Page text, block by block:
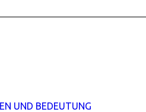
UND BEDEUTUNG